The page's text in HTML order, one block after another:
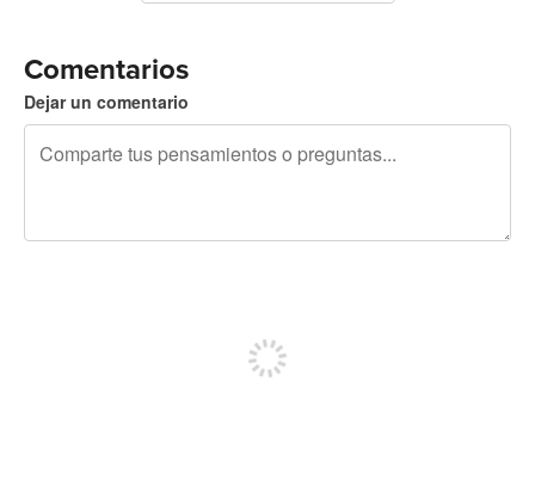
Comentarios
Dejar un comentario